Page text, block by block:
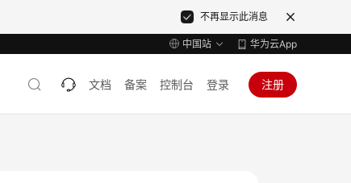
不再显示此消息
中国站 华为云App
文档 备案 控制台 登录 注册